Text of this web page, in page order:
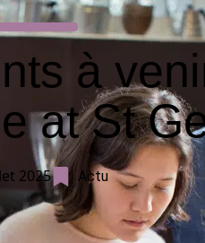
à
at St
2025 Actu